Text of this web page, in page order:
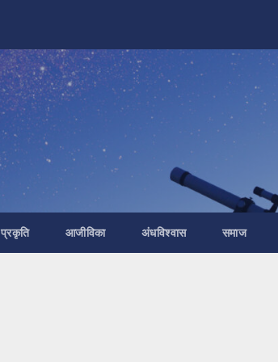
प्रकृति आजीविका अंधविश्वास समाज